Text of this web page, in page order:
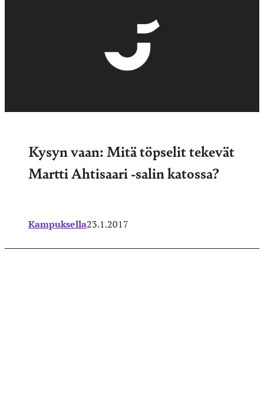
Kysyn vaan: Mitä töpselit tekevät
Martti Ahtisaari -salin katossa?
Kampuksella23.1.2017